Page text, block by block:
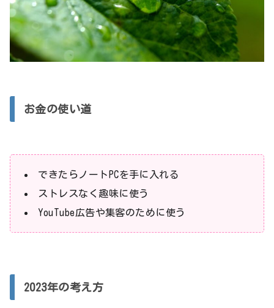
お金の使い道
できたらノートPCを手に入れる
ストレスなく趣味に使う
YouTube広告や集客のために使う
2023年の考え方